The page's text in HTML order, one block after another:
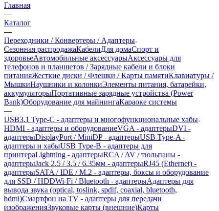
Главная
—
Каталог
—
Переходники / Конвертеры / Адаптеры
Сезонная распродажаКабелиДля домаСпорт и
здоровьеАвтомобильные аксессуарыАксессуары для
телефонов и планшетов / Зарядные кабели и блоки
питанияЖесткие диски / Флешки / Карты памятиКлавиатуры /
МышкиНаушники и колонкиЭлементы питания, батарейки,
аккумуляторыПортативные зарядные устройства (Power
Bank)Оборудование для майнингаКараоке системы
—
USB3.1 Type-C - адаптеры и многофункциональные хабы
HDMI - адаптеры и оборудованиеVGA - адаптерыDVI -
адаптерыDisplayPort / MiniDP - адаптерыUSB Type-A -
адаптеры и хабыUSB Type-B - адаптеры для
принтераLightning - адаптерыRCA / AV / тюльпаны -
адаптерыJack 2.5 / 3.5 / 6.35мм - адаптерыRJ45 (Ethernet) -
адаптерыSATA / IDE / M.2 - адаптеры, боксы и оборудование
для SSD / HDDWi-Fi / Bluetooth - адаптерыАдаптеры для
вывода звука (optical, toslink, spdif, coaxial, bluetooth,
hdmi)Смартфон на TV - адаптеры для передачи
изображенияЗвуковые карты (внешние)Карты